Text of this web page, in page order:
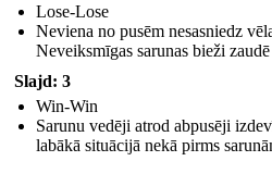
Lose-Lose
Neviena no pusēm nesasniedz
Neveiksmīgas sarunas bieži
Slajd: 3
Win-Win
Sarunu vedēji atrod abpusēji
labākā situācijā nekā pirms